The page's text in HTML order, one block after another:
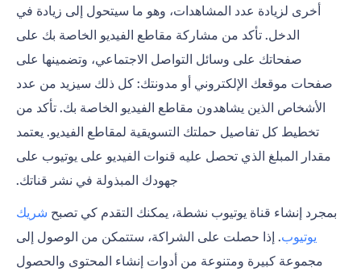
أخرى لزيادة عدد المشاهدات، وهو ما سيتحول إلى زيادة في
الدخل. تأكد من مشاركة مقاطع الفيديو الخاصة بك على
صفحاتك على وسائل التواصل الاجتماعي، وتضمينها على
صفحات موقعك الإلكتروني أو مدونتك: كل ذلك سيزيد من عدد
الأشخاص الذين يشاهدون مقاطع الفيديو الخاصة بك. تأكد من
تخطيط كل تفاصيل حملتك التسويقية لمقاطع الفيديو. يعتمد
مقدار المبلغ الذي تحصل عليه قنوات الفيديو على يوتيوب على
جهودك المبذولة في نشر قناتك.
بمجرد إنشاء قناة يوتيوب نشطة، يمكنك التقدم كي تصبح شريك
يوتيوب. إذا حصلت على الشراكة، ستتمكن من الوصول إلى
مجموعة كبيرة ومتنوعة من أدوات إنشاء المحتوى والحصول